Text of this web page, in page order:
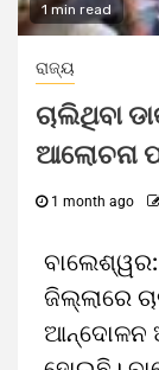
1 min read
ରାଜ୍ୟ
ଚାଲିଥିବା
ଆଲୋଚନା
1 month ago
ଜିଲ୍ଲାରେ
ଆନ୍ଦୋଳନ